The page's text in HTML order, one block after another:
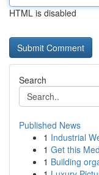
HTML is disabled
Search
Published News
1 Industrial
1 Get this
1 Building